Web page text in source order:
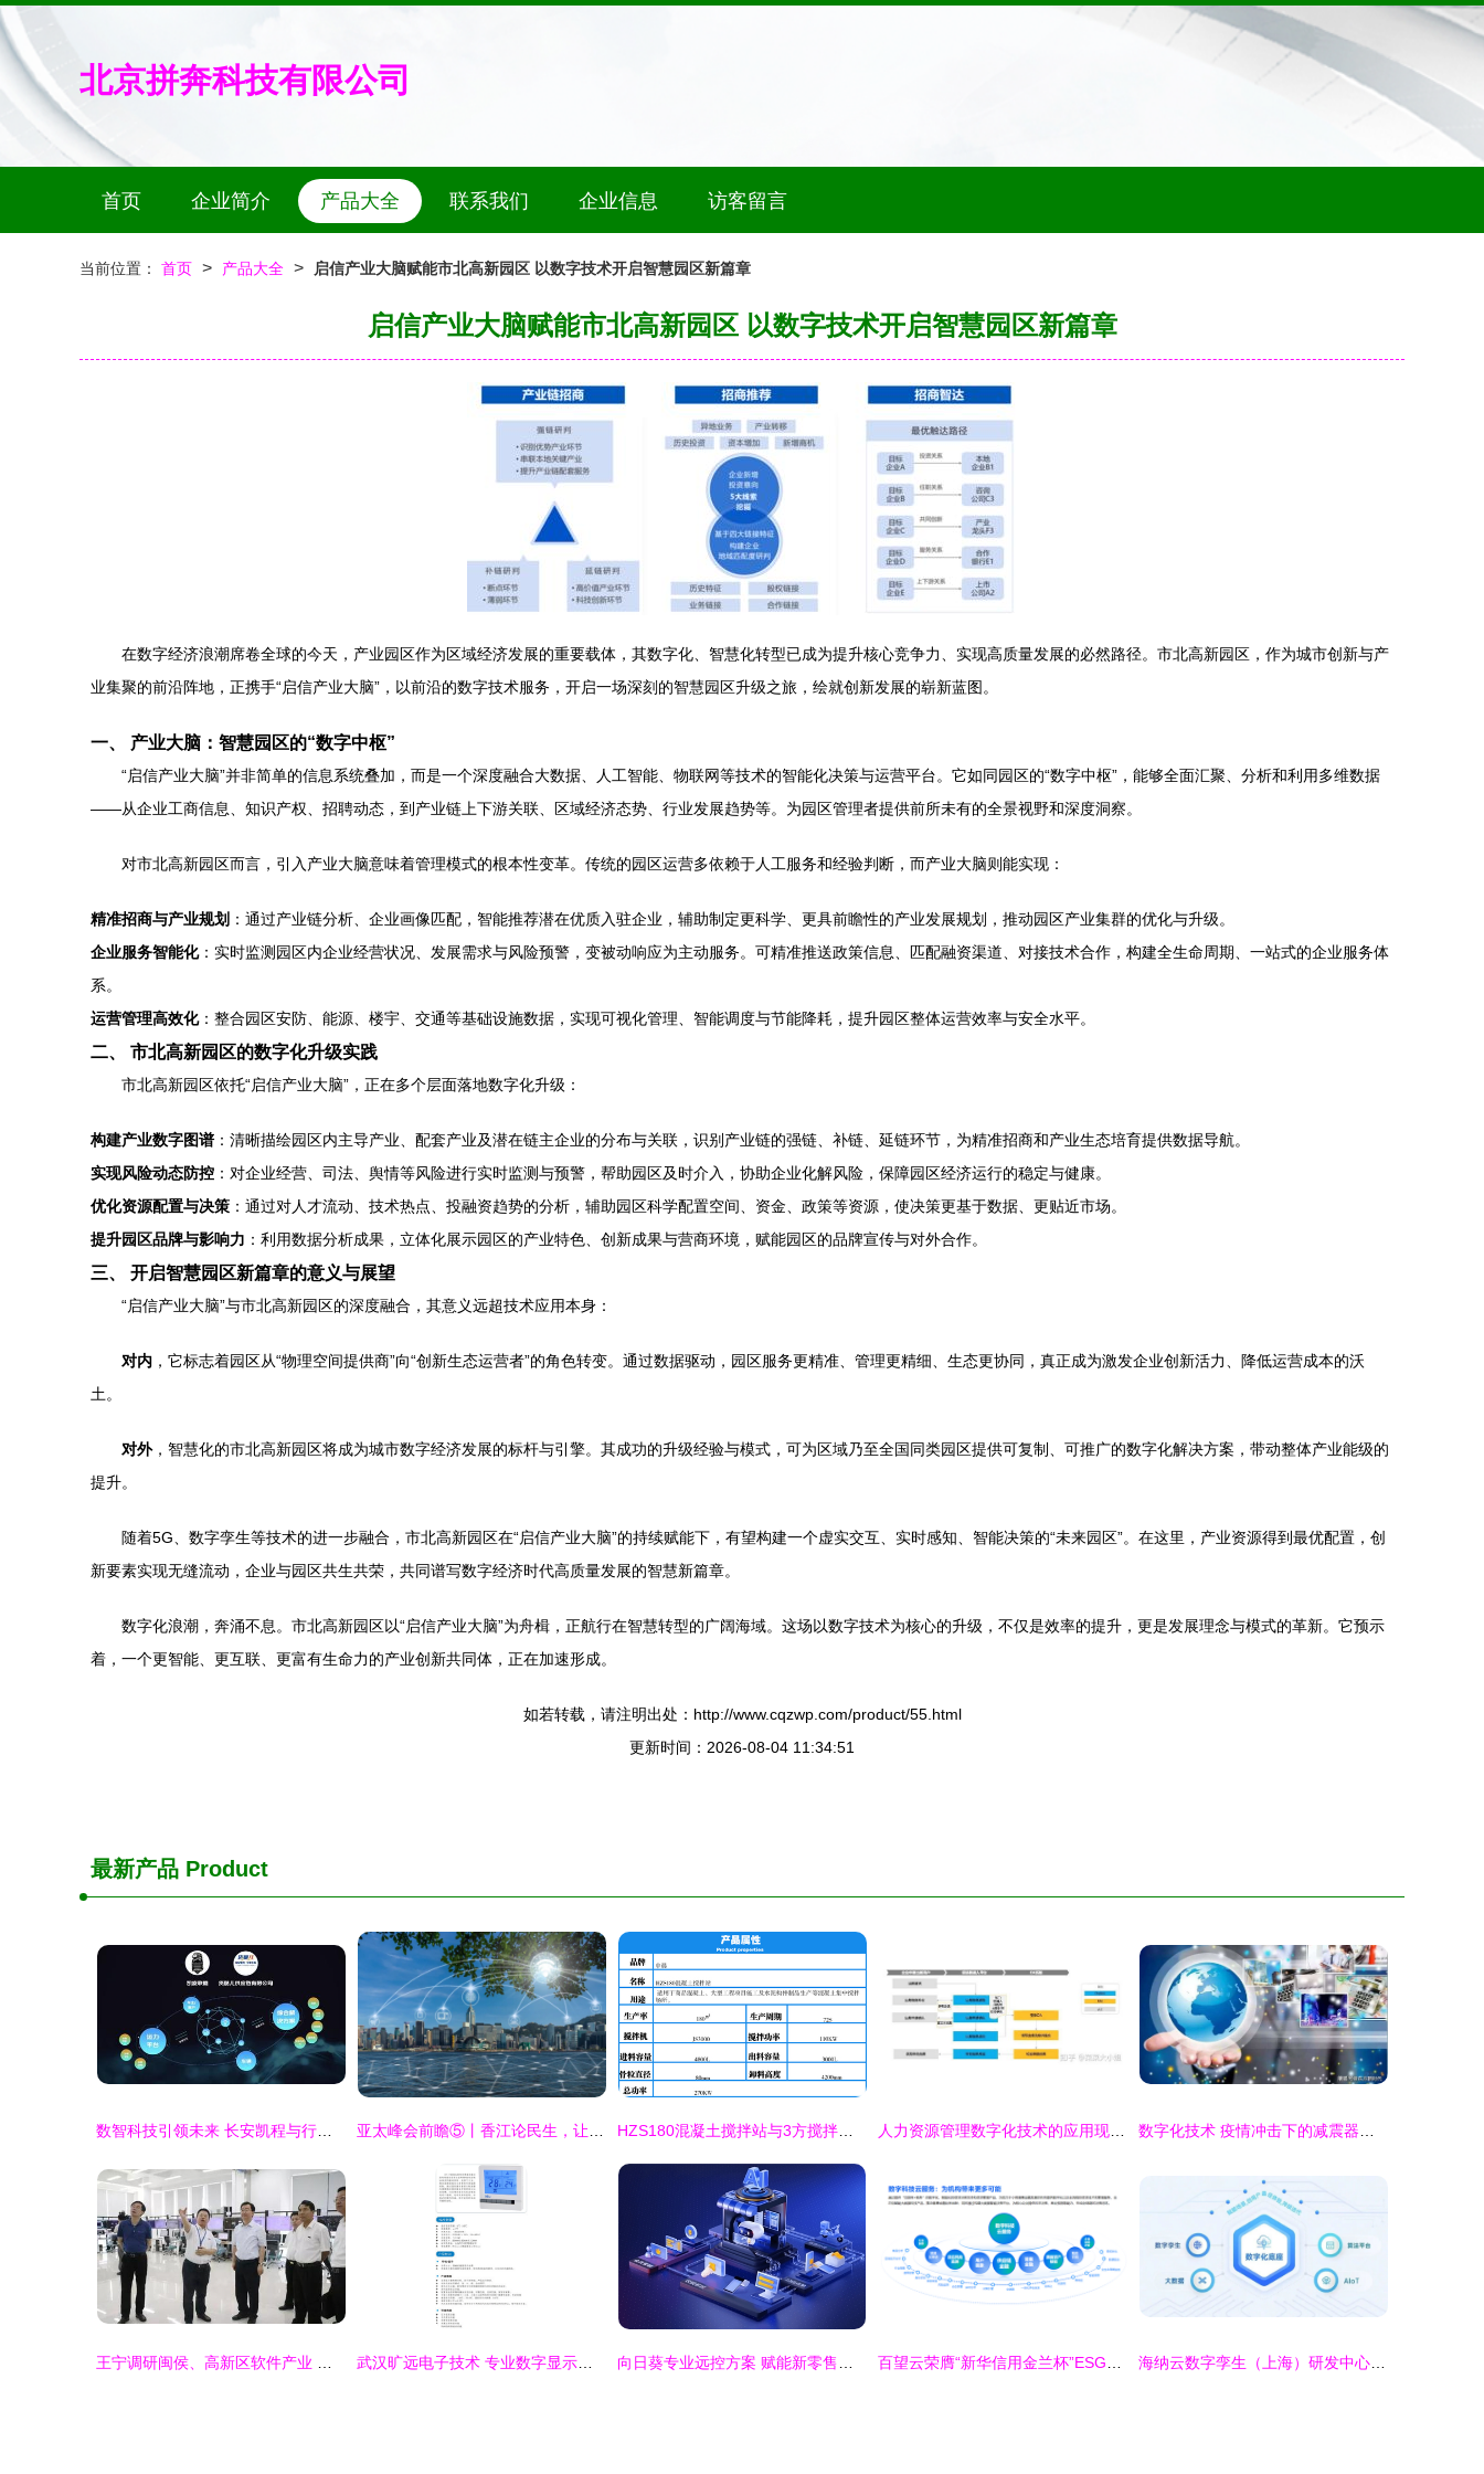
北京拼奔科技有限公司
首页 企业简介 产品大全 联系我们 企业信息 访客留言
当前位置： 首页 > 产品大全 > 启信产业大脑赋能市北高新园区 以数字技术开启智慧园区新篇章
启信产业大脑赋能市北高新园区 以数字技术开启智慧园区新篇章
在数字经济浪潮席卷全球的今天，产业园区作为区域经济发展的重要载体，其数字化、智慧化转型已成为提升核心竞争力、实现高质量发展的必然路径。市北高新园区，作为城市创新与产
业集聚的前沿阵地，正携手“启信产业大脑”，以前沿的数字技术服务，开启一场深刻的智慧园区升级之旅，绘就创新发展的崭新蓝图。
一、 产业大脑：智慧园区的“数字中枢”
“启信产业大脑”并非简单的信息系统叠加，而是一个深度融合大数据、人工智能、物联网等技术的智能化决策与运营平台。它如同园区的“数字中枢”，能够全面汇聚、分析和利用多维数据
——从企业工商信息、知识产权、招聘动态，到产业链上下游关联、区域经济态势、行业发展趋势等。为园区管理者提供前所未有的全景视野和深度洞察。
对市北高新园区而言，引入产业大脑意味着管理模式的根本性变革。传统的园区运营多依赖于人工服务和经验判断，而产业大脑则能实现：
精准招商与产业规划 ：通过产业链分析、企业画像匹配，智能推荐潜在优质入驻企业，辅助制定更科学、更具前瞻性的产业发展规划，推动园区产业集群的优化与升级。
企业服务智能化：实时监测园区内企业经营状况、发展需求与风险预警，变被动响应为主动服务。可精准推送政策信息、匹配融资渠道、对接技术合作，构建全生命周期、一站式的企业服务体
系。
运营管理高效化：整合园区安防、能源、楼宇、交通等基础设施数据，实现可视化管理、智能调度与节能降耗，提升园区整体运营效率与安全水平。
二、 市北高新园区的数字化升级实践
市北高新园区依托“启信产业大脑”，正在多个层面落地数字化升级：
构建产业数字图谱：清晰描绘园区内主导产业、配套产业及潜在链主企业的分布与关联，识别产业链的强链、补链、延链环节，为精准招商和产业生态培育提供数据导航。
实现风险动态防控 ：对企业经营、司法、舆情等风险进行实时监测与预警，帮助园区及时介入，协助企业化解风险，保障园区经济运行的稳定与健康。
优化资源配置与决策 ：通过对人才流动、技术热点、投融资趋势的分析，辅助园区科学配置空间、资金、政策等资源，使决策更基于数据、更贴近市场。
提升园区品牌与影响力 ：利用数据分析成果，立体化展示园区的产业特色、创新成果与营商环境，赋能园区的品牌宣传与对外合作。
三、 开启智慧园区新篇章的意义与展望
“启信产业大脑”与市北高新园区的深度融合，其意义远超技术应用本身：
对内 ，它标志着园区从“物理空间提供商”向“创新生态运营者”的角色转变。通过数据驱动，园区服务更精准、管理更精细、生态更协同，真正成为激发企业创新活力、降低运营成本的沃
土。
对外，智慧化的市北高新园区将成为城市数字经济发展的标杆与引擎。其成功的升级经验与模式，可为区域乃至全国同类园区提供可复制、可推广的数字化解决方案，带动整体产业能级的
提升。
随着5G、数字孪生等技术的进一步融合，市北高新园区在“启信产业大脑”的持续赋能下，有望构建一个虚实交互、实时感知、智能决策的“未来园区”。在这里，产业资源得到最优配置，创
新要素实现无缝流动，企业与园区共生共荣，共同谱写数字经济时代高质量发展的智慧新篇章。
数字化浪潮，奔涌不息。市北高新园区以“启信产业大脑”为舟楫，正航行在智慧转型的广阔海域。这场以数字技术为核心的升级，不仅是效率的提升，更是发展理念与模式的革新。它预示
着，一个更智能、更互联、更富有生命力的产业创新共同体，正在加速形成。
如若转载，请注明出处：http://www.cqzwp.com/product/55.html
更新时间：2026-08-04 11:34:51
最新产品 Product